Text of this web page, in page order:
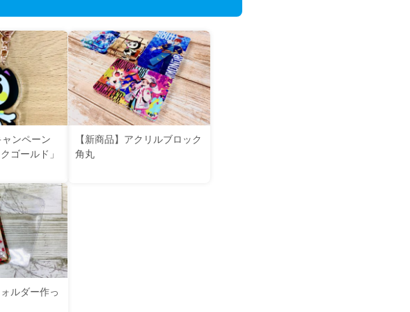
ンペーン
ゴールド」
【新商品】アクリルブロック
角丸
ルダー作っ